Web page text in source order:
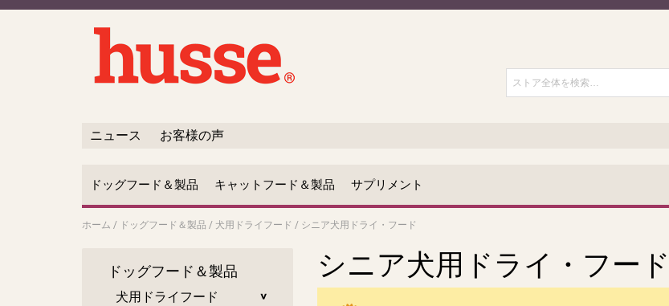
ニュース お客様の声
ドッグフード＆製品 キャットフード＆製品 サプリメント
ホーム / ドッグフード＆製品 / 犬用ドライフード / シニア犬用ドライ・フード
シニア犬用ドライ・フード
ドッグフード＆製品
犬用ドライフード